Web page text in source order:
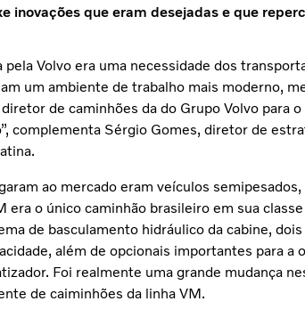
inovações que eram desejadas e que
pela Volvo era uma necessidade dos
um ambiente de trabalho mais moderno,
de caminhões da do Grupo Volvo para
complementa Sérgio Gomes, diretor de
ao mercado eram veículos
era o único caminhão brasileiro em sua
de basculamento hidráulico da cabine,
além de opcionais importantes para a
Foi realmente uma grande mudança
de caiminhões da linha VM.